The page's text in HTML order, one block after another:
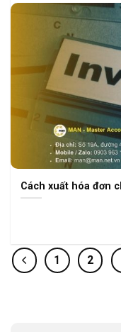
Cách xuất hóa đơn
1 2